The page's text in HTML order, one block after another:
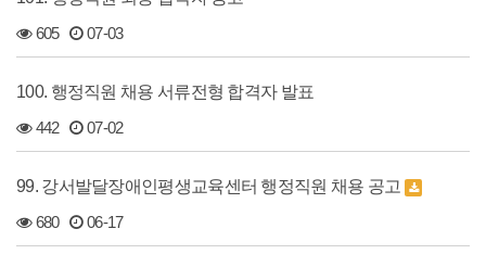
605 07-03
100. 행정직원 채용 서류전형 합격자 발표
442 07-02
99. 강서발달장애인평생교육센터 행정직원 채용 공고
680 06-17